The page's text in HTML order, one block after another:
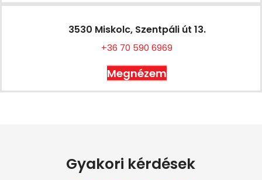
3530 Miskolc, Szentpáli út 13.
+36 70 590 6969
Megnézem
Gyakori kérdések